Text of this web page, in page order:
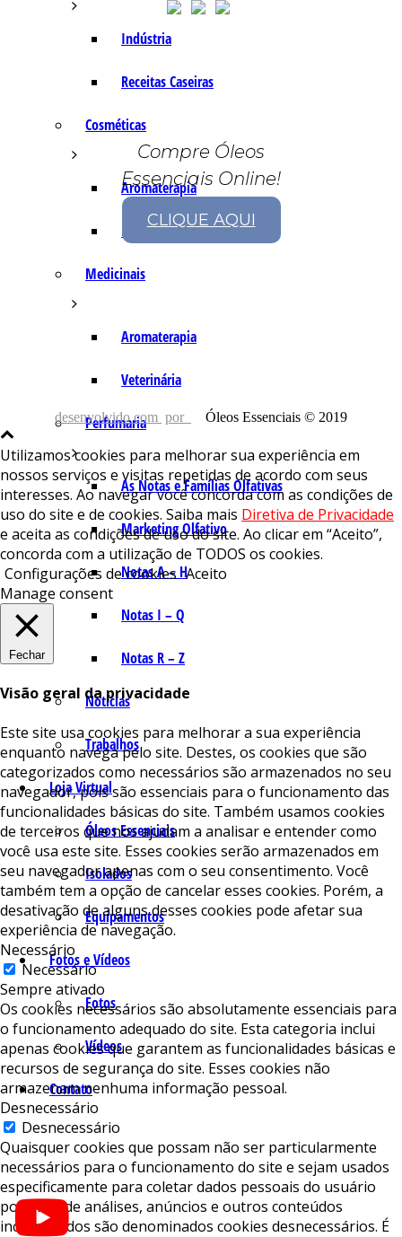
Indústria
Receitas Caseiras
Cosméticas
Aromaterapia
Fórmulas Caseiras
Medicinais
Aromaterapia
Veterinária
Perfumaria
As Notas e Famílias Olfativas
Marketing Olfativo
Notas A – H
Notas I – Q
Notas R – Z
Notícias
Trabalhos
Loja Virtual
Óleos Essenciais
Isolados
Equipamentos
Fotos e Vídeos
Fotos
Vídeos
Contato
Compre Óleos
Essenciais Online!
CLIQUE AQUI
desenvolvido com por Óleos Essenciais © 2019
Utilizamos cookies para melhorar sua experiência em
nossos serviços e visitas repetidas de acordo com seus
interesses. Ao navegar você concorda com as condições de
uso do site e de cookies. Saiba mais Diretiva de Privacidade
e aceita as condições de uso do site. Ao clicar em “Aceito”,
concorda com a utilização de TODOS os cookies.
Configurações de cookies Aceito
Manage consent
Fechar
Visão geral da privacidade
Este site usa cookies para melhorar a sua experiência
enquanto navega pelo site. Destes, os cookies que são
categorizados como necessários são armazenados no seu
navegador, pois são essenciais para o funcionamento das
funcionalidades básicas do site. Também usamos cookies
de terceiros que nos ajudam a analisar e entender como
você usa este site. Esses cookies serão armazenados em
seu navegador apenas com o seu consentimento. Você
também tem a opção de cancelar esses cookies. Porém, a
desativação de alguns desses cookies pode afetar sua
experiência de navegação.
Necessário
Necessário
Sempre ativado
Os cookies necessários são absolutamente essenciais para
o funcionamento adequado do site. Esta categoria inclui
apenas cookies que garantem as funcionalidades básicas e
recursos de segurança do site. Esses cookies não
armazenam nenhuma informação pessoal.
Desnecessário
Desnecessário
Quaisquer cookies que possam não ser particularmente
necessários para o funcionamento do site e sejam usados ​​
especificamente para coletar dados pessoais do usuário
por meio de análises, anúncios e outros conteúdos
incorporados são denominados cookies desnecessários. É